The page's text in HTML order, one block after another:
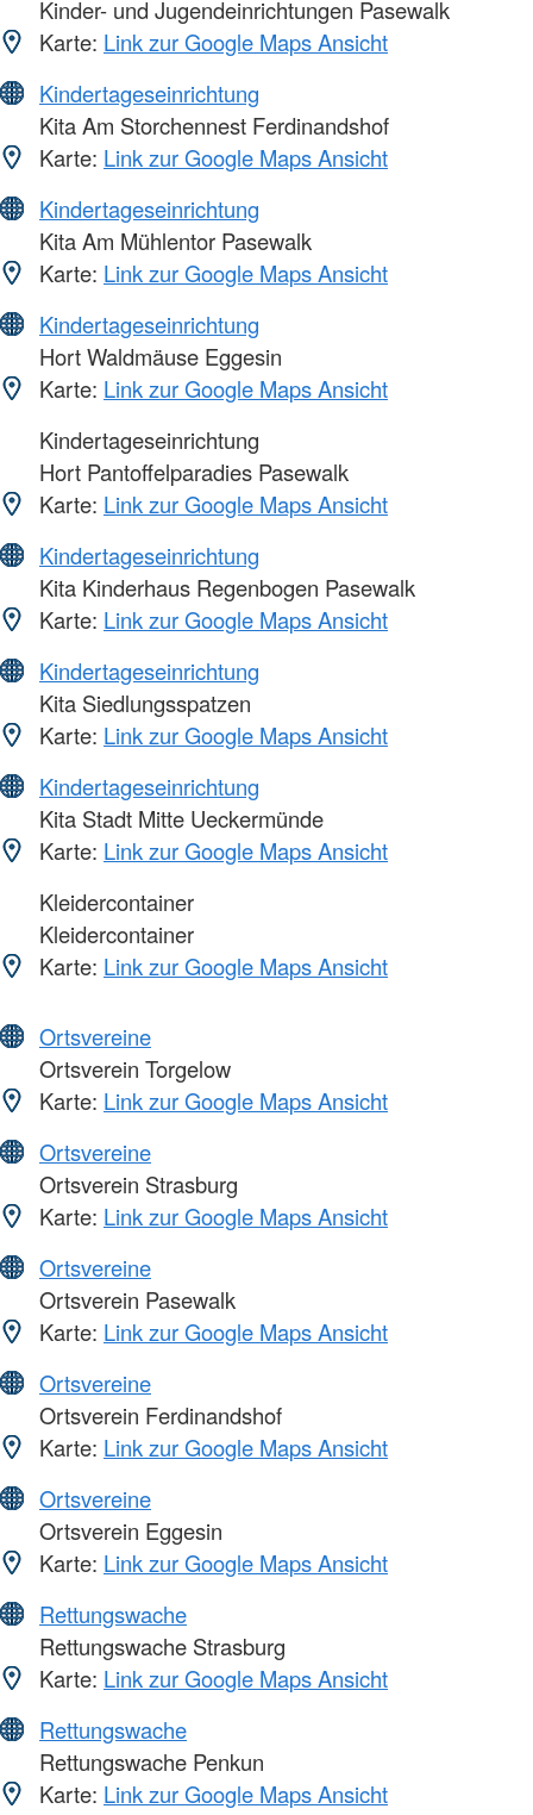
Kinder- und Jugendeinrichtungen Pasewalk
Karte: Link zur Google Maps Ansicht
Kindertageseinrichtung
Kita Am Storchennest Ferdinandshof
Karte: Link zur Google Maps Ansicht
Kindertageseinrichtung
Kita Am Mühlentor Pasewalk
Karte: Link zur Google Maps Ansicht
Kindertageseinrichtung
Hort Waldmäuse Eggesin
Karte: Link zur Google Maps Ansicht
Kindertageseinrichtung
Hort Pantoffelparadies Pasewalk
Karte: Link zur Google Maps Ansicht
Kindertageseinrichtung
Kita Kinderhaus Regenbogen Pasewalk
Karte: Link zur Google Maps Ansicht
Kindertageseinrichtung
Kita Siedlungsspatzen
Karte: Link zur Google Maps Ansicht
Kindertageseinrichtung
Kita Stadt Mitte Ueckermünde
Karte: Link zur Google Maps Ansicht
Kleidercontainer
Kleidercontainer
Karte: Link zur Google Maps Ansicht
Ortsvereine
Ortsverein Torgelow
Karte: Link zur Google Maps Ansicht
Ortsvereine
Ortsverein Strasburg
Karte: Link zur Google Maps Ansicht
Ortsvereine
Ortsverein Pasewalk
Karte: Link zur Google Maps Ansicht
Ortsvereine
Ortsverein Ferdinandshof
Karte: Link zur Google Maps Ansicht
Ortsvereine
Ortsverein Eggesin
Karte: Link zur Google Maps Ansicht
Rettungswache
Rettungswache Strasburg
Karte: Link zur Google Maps Ansicht
Rettungswache
Rettungswache Penkun
Karte: Link zur Google Maps Ansicht